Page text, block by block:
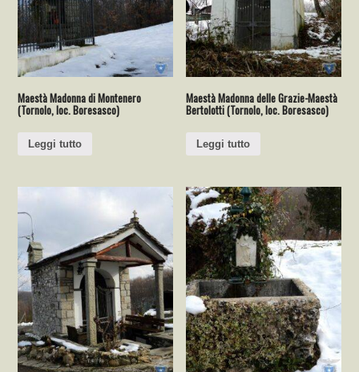
Maestà Madonna di Montenero
(Tornolo, loc. Boresasco)
Leggi tutto
Maestà Madonna delle Grazie-Maestà
Bertolotti (Tornolo, loc. Boresasco)
Leggi tutto